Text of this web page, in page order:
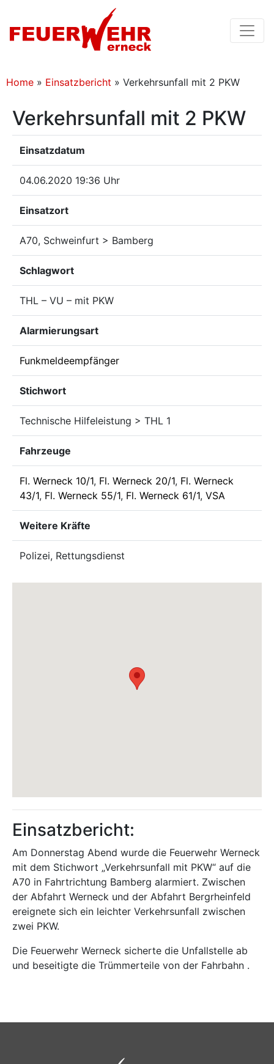
Home » Einsatzbericht » Verkehrsunfall mit 2 PKW
Verkehrsunfall mit 2 PKW
Einsatzdatum
04.06.2020 19:36 Uhr
Einsatzort
A70, Schweinfurt > Bamberg
Schlagwort
THL – VU – mit PKW
Alarmierungsart
Funkmeldeempfänger
Stichwort
Technische Hilfeleistung > THL 1
Fahrzeuge
Fl. Werneck 10/1, Fl. Werneck 20/1, Fl. Werneck
43/1, Fl. Werneck 55/1, Fl. Werneck 61/1, VSA
Weitere Kräfte
Polizei, Rettungsdienst
Einsatzbericht:
Am Donnerstag Abend wurde die Feuerwehr Werneck
mit dem Stichwort „Verkehrsunfall mit PKW“ auf die
A70 in Fahrtrichtung Bamberg alarmiert. Zwischen
der Abfahrt Werneck und der Abfahrt Bergrheinfeld
ereignete sich ein leichter Verkehrsunfall zwischen
zwei PKW.
Die Feuerwehr Werneck sicherte die Unfallstelle ab
und beseitigte die Trümmerteile von der Fahrbahn .